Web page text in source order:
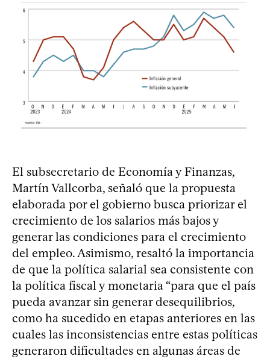
El subsecretario de Economía y Finanzas,
Martín Vallcorba, señaló que la propuesta
elaborada por el gobierno busca priorizar el
crecimiento de los salarios más bajos y
generar las condiciones para el crecimiento
del empleo. Asimismo, resaltó la importancia
de que la política salarial sea consistente con
la política fiscal y monetaria “para que el país
pueda avanzar sin generar desequilibrios,
como ha sucedido en etapas anteriores en las
cuales las inconsistencias entre estas políticas
generaron dificultades en algunas áreas de